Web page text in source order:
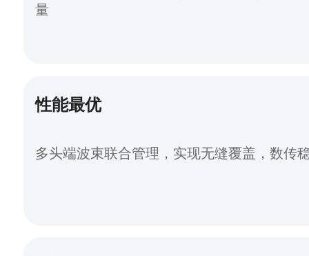
量
性能最优
多头端波束联合管理，实现无缝覆盖，数传